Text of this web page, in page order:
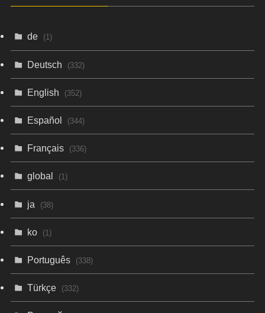
de (1)
Deutsch (332)
English (352)
Español (344)
Français (336)
global (1)
ja (38)
ko (1)
Português (338)
Türkçe (332)